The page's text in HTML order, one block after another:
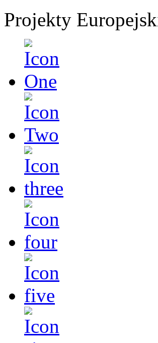
Projekty